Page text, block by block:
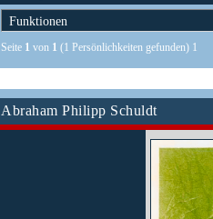
Seite 1 von 1 (1 Persönlichkeiten gefunden) 1
Abraham Philipp Schuldt